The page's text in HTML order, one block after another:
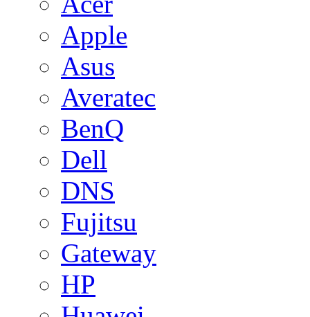
Apple
Asus
Averatec
BenQ
Dell
DNS
Fujitsu
Gateway
HP